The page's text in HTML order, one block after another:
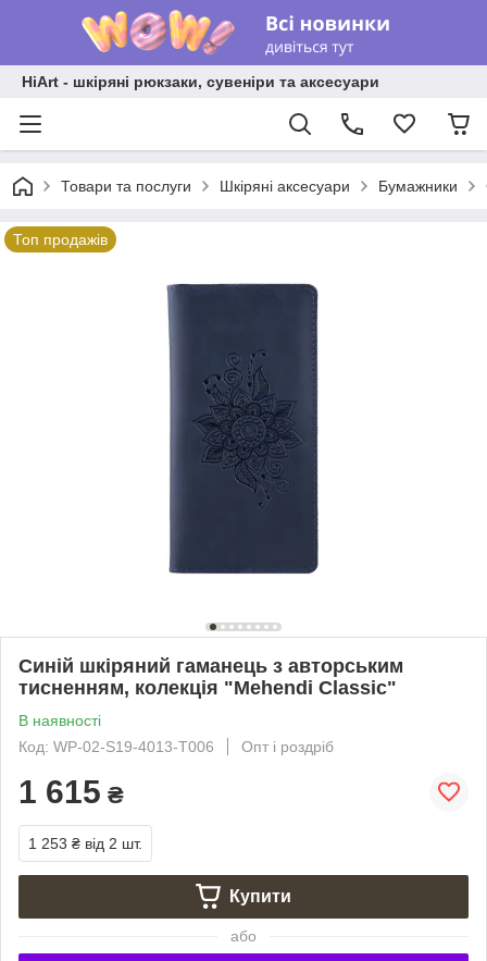
HiArt - шкіряні рюкзаки, сувеніри та аксесуари
Товари та послуги Шкіряні аксесуари Бумажники
Топ продажів
Синій шкіряний гаманець з авторським
тисненням, колекція "Mehendi Classic"
В наявності
Код: WP-02-S19-4013-T006
Опт і роздріб
1 615 ₴
1 253 ₴ від 2 шт.
Купити
або